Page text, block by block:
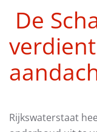
De
Rijkswaterstaat